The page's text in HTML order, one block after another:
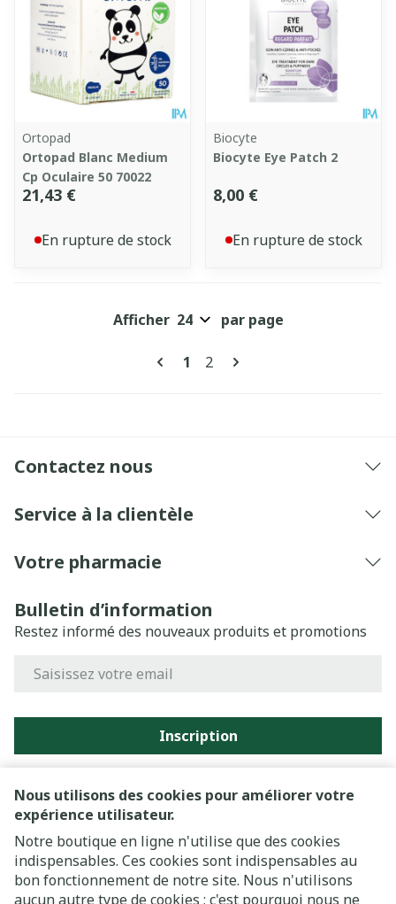
Nous utilisons des cookies pour améliorer votre
expérience utilisateur.
Notre boutique en ligne n'utilise que des cookies
indispensables. Ces cookies sont indispensables au
bon fonctionnement de notre site. Nous n'utilisons
aucun autre type de cookies ; c'est pourquoi nous ne
Ortopad
Ortopad Blanc Medium
Cp Oculaire 50 70022
21,43 €
En rupture de stock
Biocyte
Biocyte Eye Patch 2
8,00 €
En rupture de stock
Pages
Vous lisez actuellement la
1 Page
2
Afficher par page
Contactez nous
Service à la clientèle
Votre pharmacie
Bulletin d’information
Restez informé des nouveaux produits et promotions
Inscription
En cliquant sur s'abonner, vous vous abonnez à notre
newsletter et acceptez notrepolitique de confidentialité.